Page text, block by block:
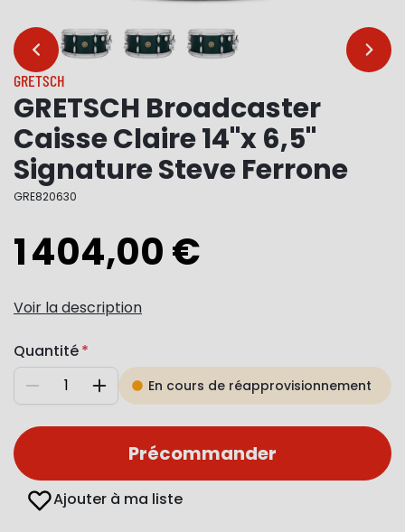
… …
GRETSCH
GRETSCH Broadcaster
Caisse Claire 14"x 6,5"
Signature Steve Ferrone
GRE820630
1 404,00 €
Voir la description
Quantité
Diminuer AugmenterEn cours de réapprovisionnement
Précommander
Ajouter à ma liste